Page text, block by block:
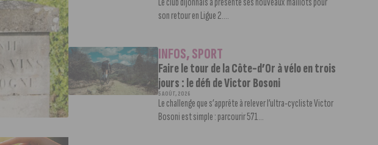
son retour en Ligue 2....
INFOS,SPORT
Faire le tour de la Côte-d’Or à vélo en trois
jours : le défi de Victor Bosoni
5 AOÛT, 2026
Le challenge que s’apprête à relever l’ultra-cycliste Victor
Bosoni est simple : parcourir 571...